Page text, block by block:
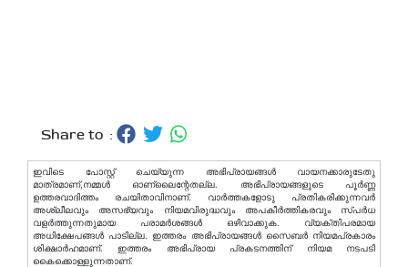
Share to :
ഇവിടെ പോസ്റ്റ് ചെയ്യുന്ന അഭിപ്രായങ്ങള്‍ വായനക്കാരുടേതു
മാത്രമാണ്,നമ്മൾ ഓണ്ലൈന്റേതല്ല. അഭിപ്രായങ്ങളുടെ പൂർണ്ണ
ഉത്തരവാദിത്തം രചയിതാവിനാണ്. വാര്‍ത്തകളോടു പ്രതികരിക്കുന്നവര്‍
അശ്ലീലവും അസഭ്യവും നിയമവിരുദ്ധവും അപകീര്‍ത്തികരവും സ്പര്‍ധ
വളര്‍ത്തുന്നതുമായ പരാമര്‍ശങ്ങള്‍ ഒഴിവാക്കുക. വ്യക്തിപരമായ
അധിക്ഷേപങ്ങള്‍ പാടില്ല. ഇത്തരം അഭിപ്രായങ്ങള്‍ സൈബര്‍ നിയമപ്രകാരം
ശിക്ഷാര്‍ഹമാണ്. ഇത്തരം അഭിപ്രായ പ്രകടനത്തിന് നിയമ നടപടി
കൈക്കൊള്ളുന്നതാണ്.